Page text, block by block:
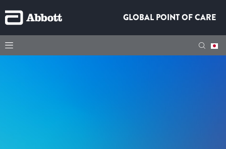
GLOBAL POINT OF CARE